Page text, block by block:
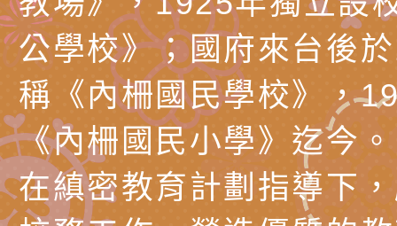
梯次含複訓暨魏氏五
用分析培訓研習」之
調整
益，本府家庭暴力暨
治中心依常見案例製
剝削防制宣導影片
有關「桃園市 115
中學藝術才能音樂班
會」
檢送桃園市政府家庭
「115年度祖孫樂淘
節慶祝活動」海報電
函轉本府新聞處檢送
交通安全宣導標語播
道安宣導影像素材
檢送桃園市政府LED
字稿及LCD託播影片
檢送行政院新聞傳播
公學校》；國府來台後
稱《內柵國民學校》，
《內柵國民小學》迄今。
在縝密教育計劃指導下